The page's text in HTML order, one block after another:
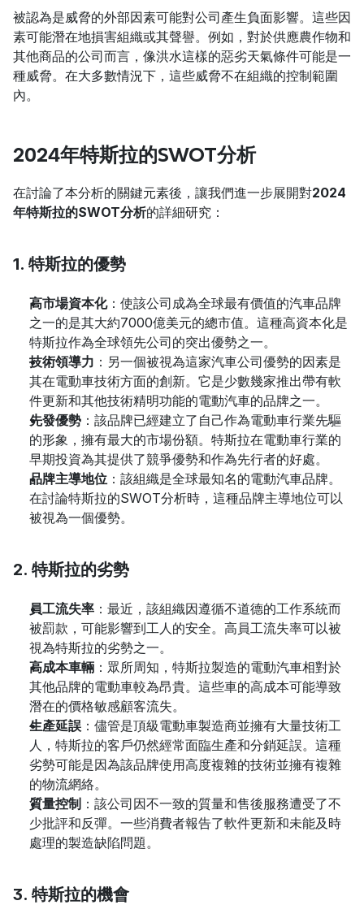
被認為是威脅的外部因素可能對公司產生負面影響。這些因
素可能潛在地損害組織或其聲譽。例如，對於供應農作物和
其他商品的公司而言，像洪水這樣的惡劣天氣條件可能是一
種威脅。在大多數情況下，這些威脅不在組織的控制範圍
內。
2024年特斯拉的SWOT分析
在討論了本分析的關鍵元素後，讓我們進一步展開對2024
年特斯拉的SWOT分析的詳細研究：
1. 特斯拉的優勢
高市場資本化：使該公司成為全球最有價值的汽車品牌
之一的是其大約7000億美元的總市值。這種高資本化是
特斯拉作為全球領先公司的突出優勢之一。
技術領導力 ：另一個被視為這家汽車公司優勢的因素是
其在電動車技術方面的創新。它是少數幾家推出帶有軟
件更新和其他技術精明功能的電動汽車的品牌之一。
先發優勢 ：該品牌已經建立了自己作為電動車行業先驅
的形象，擁有最大的市場份額。特斯拉在電動車行業的
早期投資為其提供了競爭優勢和作為先行者的好處。
品牌主導地位 ：該組織是全球最知名的電動汽車品牌。
在討論特斯拉的SWOT分析時，這種品牌主導地位可以
被視為一個優勢。
2. 特斯拉的劣勢
員工流失率 ：最近，該組織因遵循不道德的工作系統而
被罰款，可能影響到工人的安全。高員工流失率可以被
視為特斯拉的劣勢之一。
高成本車輛 ：眾所周知，特斯拉製造的電動汽車相對於
其他品牌的電動車較為昂貴。這些車的高成本可能導致
潛在的價格敏感顧客流失。
生產延誤 ：儘管是頂級電動車製造商並擁有大量技術工
人，特斯拉的客戶仍然經常面臨生產和分銷延誤。這種
劣勢可能是因為該品牌使用高度複雜的技術並擁有複雜
的物流網絡。
質量控制 ：該公司因不一致的質量和售後服務遭受了不
少批評和反彈。一些消費者報告了軟件更新和未能及時
處理的製造缺陷問題。
3. 特斯拉的機會